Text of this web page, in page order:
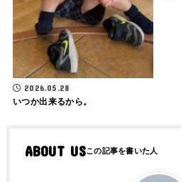
2026.05.28
いつか出来るから。
ABOUT US